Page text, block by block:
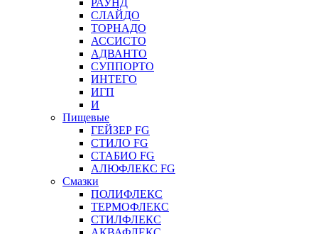
РАУНД
СЛАЙДО
ТОРНАДО
АССИСТО
АДВАНТО
СУППОРТО
ИНТЕГО
ИГП
И
Пищевые
ГЕЙЗЕР FG
СТИЛО FG
СТАБИО FG
АЛЮФЛЕКС FG
Смазки
ПОЛИФЛЕКС
ТЕРМОФЛЕКС
СТИЛФЛЕКС